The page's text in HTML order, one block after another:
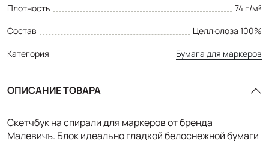
Плотность
74 г/м²
Состав
Целлюлоза 100%
Категория
Бумага для маркеров
ОПИСАНИЕ ТОВАРА
Скетчбук на спирали для маркеров от бренда
Малевичъ. Блок идеально гладкой белоснежной бумаги